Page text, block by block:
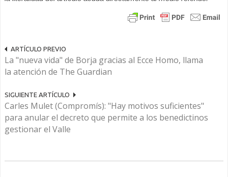
ARTÍCULO PREVIO
La "nueva vida" de Borja gracias al Ecce Homo, llama
la atención de The Guardian
SIGUIENTE ARTÍCULO
Carles Mulet (Compromís): "Hay motivos suficientes"
para anular el decreto que permite a los benedictinos
gestionar el Valle